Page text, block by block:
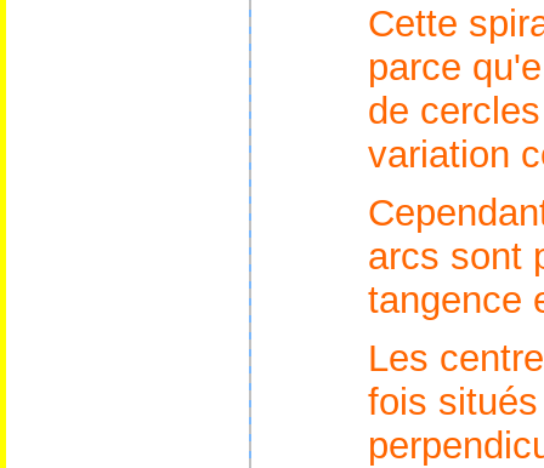
Cette
parce
de
variation
arcs sont
tangence
Les
fois